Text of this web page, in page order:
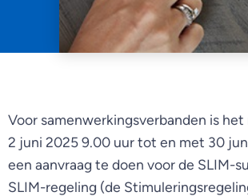
Voor samenwerkingsverbanden is
2 juni 2025 9.00 uur tot en met 30
een aanvraag te doen voor de SLIM-
SLIM-regeling (de